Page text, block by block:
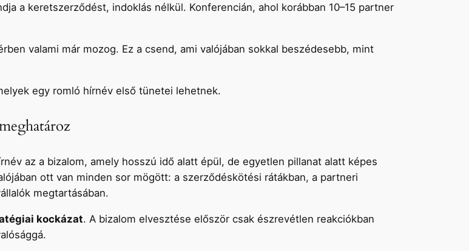
a keretszerződést, indoklás nélkül. Konferencián, ahol korábban 10–15 partner
valami már mozog. Ez a csend, ami valójában sokkal beszédesebb, mint
egy romló hírnév első tünetei lehetnek.
az a bizalom, amely hosszú idő alatt épül, de egyetlen pillanat alatt képes
ott van minden sor mögött: a szerződéskötési rátákban, a partneri
megtartásában.
kockázat. A bizalom elvesztése először csak észrevétlen reakciókban